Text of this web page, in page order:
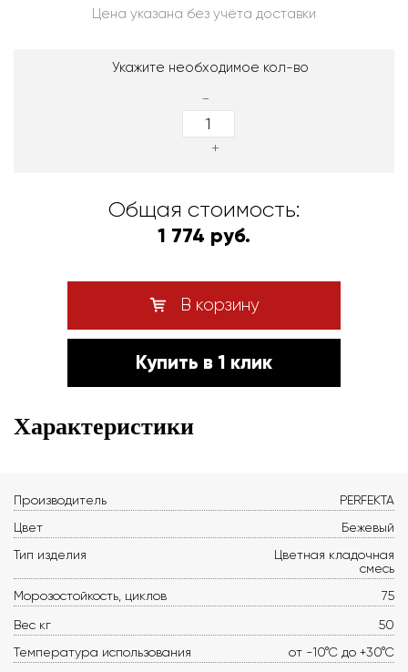
Цена указана без учёта доставки
Укажите необходимое кол-во
-
+
Общая стоимость:
1 774 руб.
В корзину
Купить в 1 клик
Характеристики
Производитель
PERFEKTA
Цвет
Бежевый
Тип изделия
Цветная кладочная
смесь
Морозостойкость, циклов
75
Вес кг
50
Температура использования
от -10°С до +30°С